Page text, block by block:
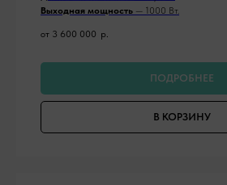
Выходная мощность — 1000 Вт.
от 3 600 000 р.
ПОДРОБНЕЕ
В КОРЗИНУ